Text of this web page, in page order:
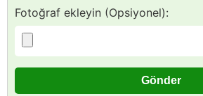
Fotoğraf ekleyin (Opsiyonel):